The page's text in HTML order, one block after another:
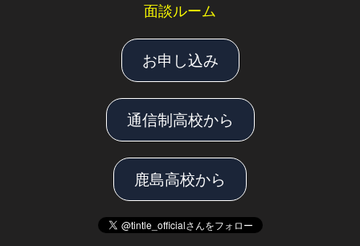
面談ルーム
お申し込み
通信制高校から
鹿島高校から